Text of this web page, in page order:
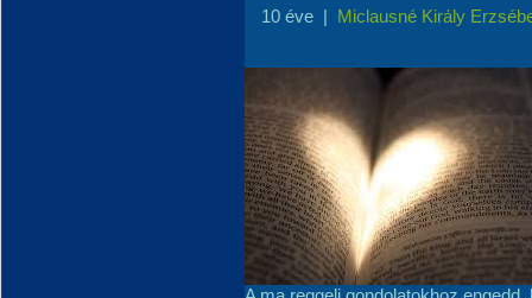
10 éve | Miclausné Király